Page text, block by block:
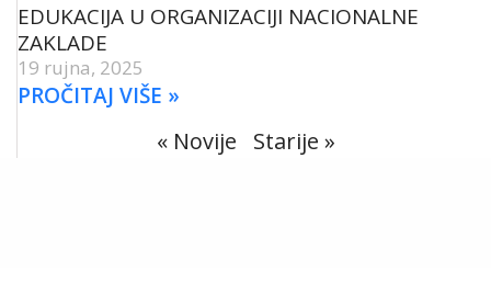
EDUKACIJA U ORGANIZACIJI NACIONALNE
ZAKLADE
19 rujna, 2025
PROČITAJ VIŠE »
« Novije Starije »